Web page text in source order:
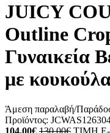
JUICY
Outline
Γυναικεία
με
Άμεση παραλαβή/
Προϊόντος:
104.00€ 130.00€ ΤΙΜΗ E-